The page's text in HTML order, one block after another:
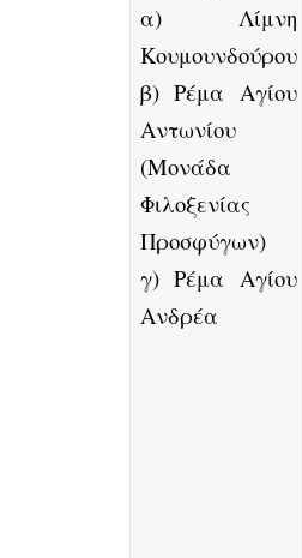
α) Λίμνη
Κουμουνδούρου
β) Ρέμα Αγίου
Αντωνίου
(Μονάδα
Φιλοξενίας
Προσφύγων)
γ) Ρέμα Αγίου
Ανδρέα